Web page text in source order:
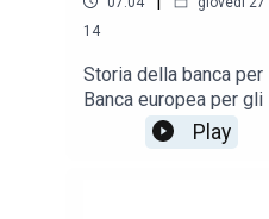
14
Storia della banca
Banca europea per
europeo per gli
finanziamento nel
Play